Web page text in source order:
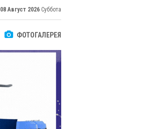
08 Август 2026 Суббота
ФОТОГАЛЕРЕЯ